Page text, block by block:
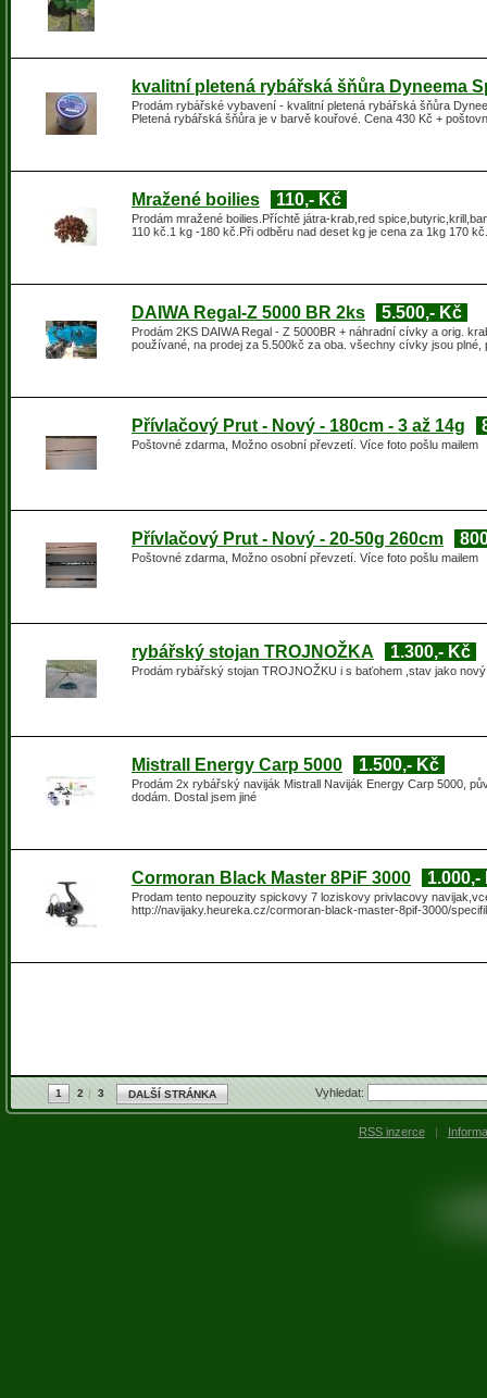
kvalitní pletená rybářská šňůra Dyneema
Prodám rybářské vybavení - kvalitní pletená rybářská šňůra
Pletená rybářská šňůra je v barvě kouřové. Cena 430 Kč +
Mražené boilies 110,- Kč
Prodám mražené boilies.Příchtě játra-krab,red
110 kč.1 kg -180 kč.Při odběru nad deset kg je cena za 1kg 170
DAIWA Regal-Z 5000 BR 2ks 5.500,- Kč
Prodám 2KS DAIWA Regal - Z 5000BR + náhradní cívky a orig.
používané, na prodej za 5.500kč za oba. všechny cívky jsou
Přívlačový Prut - Nový - 180cm - 3 až 14g
Poštovné zdarma, Možno osobní převzetí. Více foto pošlu mailem
Přívlačový Prut - Nový - 20-50g 260cm
Poštovné zdarma, Možno osobní převzetí. Více foto pošlu mailem
rybářský stojan TROJNOŽKA 1.300,- Kč
Prodám rybářský stojan TROJNOŽKU i s baťohem ,stav jako
Mistrall Energy Carp 5000 1.500,- Kč
Prodám 2x rybářský naviják Mistrall Naviják Energy Carp 5000,
dodám. Dostal jsem jiné
Cormoran Black Master 8PiF 3000 1.000,-
Prodam tento nepouzity spickovy 7 loziskovy privlacovy
http://navijaky.heureka.cz/cormoran-black-master-8pif-3000/
1 2 3 DALŠÍ STRÁNKA Vyhledat:
RSS inzerce |